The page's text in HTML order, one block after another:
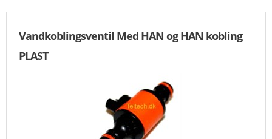
PROFIL
Vandkoblingsventil Med HAN og HAN kobling
PLAST